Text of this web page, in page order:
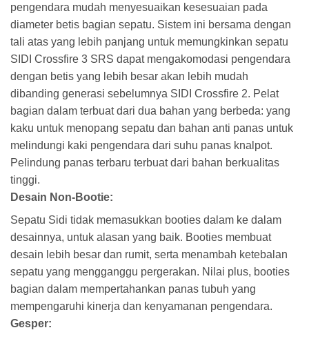
pengendara mudah menyesuaikan kesesuaian pada
diameter betis bagian sepatu. Sistem ini bersama dengan
tali atas yang lebih panjang untuk memungkinkan sepatu
SIDI Crossfire 3 SRS dapat mengakomodasi pengendara
dengan betis yang lebih besar akan lebih mudah
dibanding generasi sebelumnya SIDI Crossfire 2. Pelat
bagian dalam terbuat dari dua bahan yang berbeda: yang
kaku untuk menopang sepatu dan bahan anti panas untuk
melindungi kaki pengendara dari suhu panas knalpot.
Pelindung panas terbaru terbuat dari bahan berkualitas
tinggi.
Desain Non-Bootie:
Sepatu Sidi tidak memasukkan booties dalam ke dalam
desainnya, untuk alasan yang baik. Booties membuat
desain lebih besar dan rumit, serta menambah ketebalan
sepatu yang mengganggu pergerakan. Nilai plus, booties
bagian dalam mempertahankan panas tubuh yang
mempengaruhi kinerja dan kenyamanan pengendara.
Gesper: